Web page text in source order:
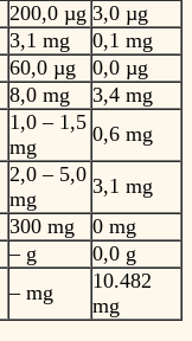
200,0 µg 3,0 µg
3,1 mg
0,1 mg
60,0 µg
0,0 µg
8,0 mg
3,4 mg
1,0 – 1,5
mg
0,6 mg
2,0 – 5,0
mg
3,1 mg
300 mg
0 mg
– g
0,0 g
– mg
10.482
mg